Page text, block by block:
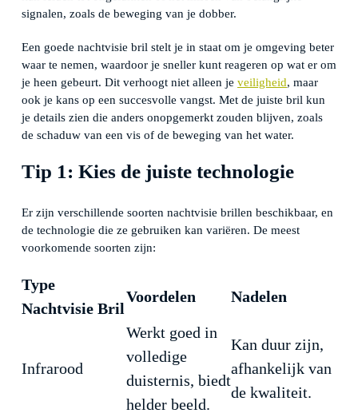
signalen, zoals de beweging van je dobber.
Een goede nachtvisie bril stelt je in staat om je omgeving beter
waar te nemen, waardoor je sneller kunt reageren op wat er om
je heen gebeurt. Dit verhoogt niet alleen je veiligheid, maar
ook je kans op een succesvolle vangst. Met de juiste bril kun
je details zien die anders onopgemerkt zouden blijven, zoals
de schaduw van een vis of de beweging van het water.
Tip 1: Kies de juiste technologie
Er zijn verschillende soorten nachtvisie brillen beschikbaar, en
de technologie die ze gebruiken kan variëren. De meest
voorkomende soorten zijn:
Type
Nachtvisie Bril
Voordelen Nadelen
Infrarood
Werkt goed in
volledige
duisternis, biedt
helder beeld.
Kan duur zijn,
afhankelijk van
de kwaliteit.